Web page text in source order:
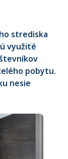
strediska
využité
pobytu.
nesie